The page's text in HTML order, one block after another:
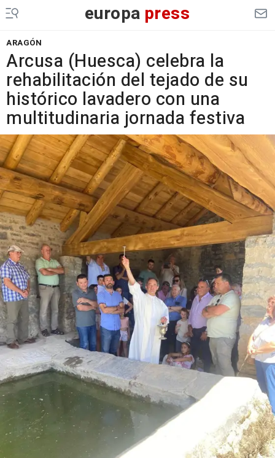
europa press
ARAGÓN
Arcusa (Huesca) celebra la
rehabilitación del tejado de su
histórico lavadero con una
multitudinaria jornada festiva